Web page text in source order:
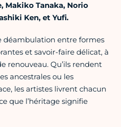
Makiko Tanaka, Norio
Ken, et Yufi.
déambulation entre formes
et savoir-faire délicat, à
renouveau. Qu’ils rendent
ancestrales ou les
les artistes livrent chacun
que l’héritage signifie